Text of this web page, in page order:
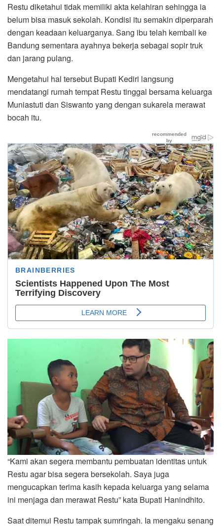
Restu diketahui tidak memiliki akta kelahiran sehingga ia
belum bisa masuk sekolah. Kondisi itu semakin diperparah
dengan keadaan keluarganya. Sang ibu telah kembali ke
Bandung sementara ayahnya bekerja sebagai sopir truk
dan jarang pulang.
Mengetahui hal tersebut Bupati Kediri langsung
mendatangi rumah tempat Restu tinggal bersama keluarga
Muniastuti dan Siswanto yang dengan sukarela merawat
bocah itu.
“Kami akan segera membantu pembuatan identitas untuk
Restu agar bisa segera bersekolah. Saya juga
mengucapkan terima kasih kepada keluarga yang selama
ini menjaga dan merawat Restu” kata Bupati Hanindhito.
Saat ditemui Restu tampak sumringah. Ia mengaku senang